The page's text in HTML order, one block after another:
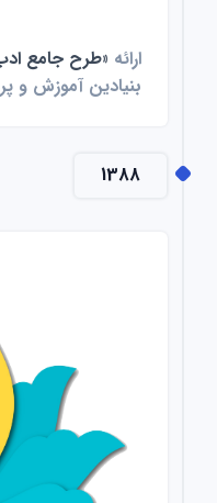
ارائه«طرح جامع ادب»
بنیادین آموزش و
1388